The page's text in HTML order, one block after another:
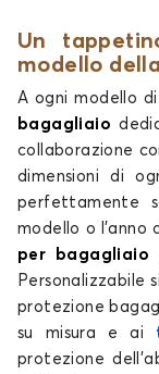
Un
modello
A ogni modello
bagagliaio
collaborazione
dimensioni di
perfettamente
modello o l'anno
per bagagliaio
Personalizzabile
protezione
su misura e ai
protezione